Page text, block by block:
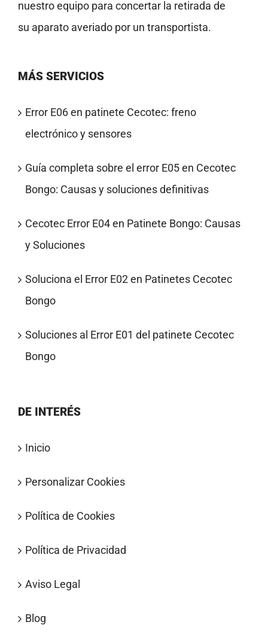
nuestro equipo para concertar la retirada de
su aparato averiado por un transportista.
MÁS SERVICIOS
Error E06 en patinete Cecotec: freno
electrónico y sensores
Guía completa sobre el error E05 en Cecotec
Bongo: Causas y soluciones definitivas
Cecotec Error E04 en Patinete Bongo: Causas
y Soluciones
Soluciona el Error E02 en Patinetes Cecotec
Bongo
Soluciones al Error E01 del patinete Cecotec
Bongo
DE INTERÉS
Inicio
Personalizar Cookies
Política de Cookies
Política de Privacidad
Aviso Legal
Blog